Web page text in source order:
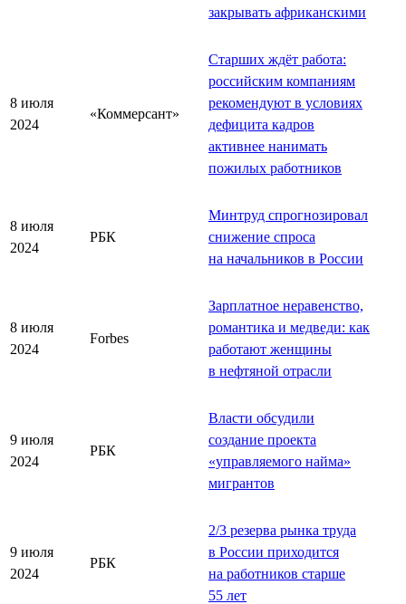
закрывать африканскими
8 июля
2024
«Коммерсант»
Старших ждёт работа:
российским компаниям
рекомендуют в условиях
дефицита кадров
активнее нанимать
пожилых работников
8 июля
2024
РБК
Минтруд спрогнозировал
снижение спроса
на начальников в России
8 июля
2024
Forbes
Зарплатное неравенство,
романтика и медведи: как
работают женщины
в нефтяной отрасли
9 июля
2024
РБК
Власти обсудили
создание проекта
«управляемого найма»
мигрантов
9 июля
2024
РБК
2/3 резерва рынка труда
в России приходится
на работников старше
55 лет